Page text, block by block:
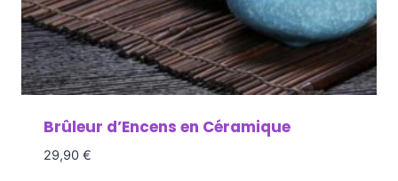
Brûleur d’Encens en Céramique
29,90 €